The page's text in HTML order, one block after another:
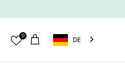
0
Einkaufswagen DE